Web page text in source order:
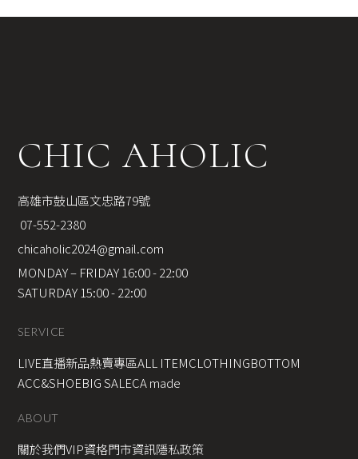
CHIC AHOLIC
高雄市鼓山區文忠路79號
07-552-2380
chicaholic2024@gmail.com
MONDAY – FRIDAY 16:00 - 22:00
SATURDAY 15:00 - 22:00
SERVICE
LIVE直播新品熱賣專區ALL ITEMCLOTHINGBOTTOM
ACC&SHOEBIG SALECA made
ABOUT
關於我們VIP資格門市資訊隱私政策